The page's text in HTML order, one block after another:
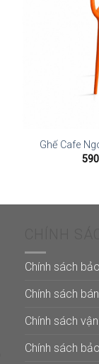
Ghế Cafe
Chính sách
Chính sách
Chính sách
Chính sách